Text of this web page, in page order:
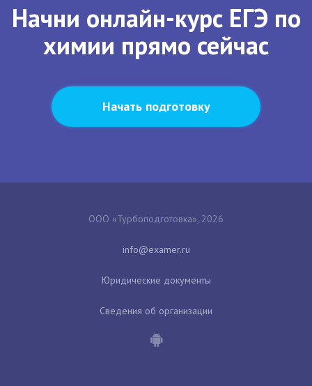
Начни онлайн-курс ЕГЭ по
химии прямо сейчас
Начать подготовку
ООО «Турбоподготовка», 2026
Юридические документы
Сведения об организации